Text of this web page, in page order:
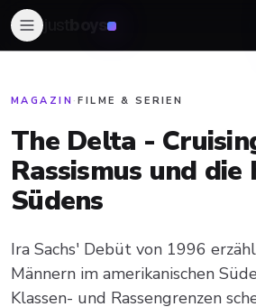
boys
MAGAZIN ·FILME & SERIEN
The Delta -
Rassismus und die
Südens
Ira Sachs' Debüt von 1996
Männern im amerikanischen
Klassen- und Rassengrenzen